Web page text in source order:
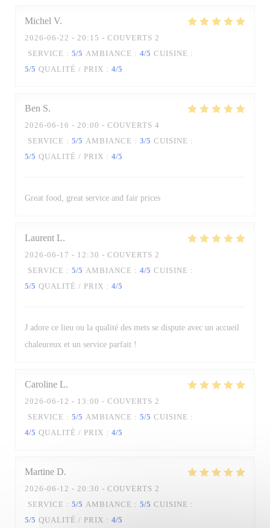
Michel V
2026-06-22 - 20:15 - COUVERTS 2
SERVICE : 5/5 AMBIANCE : 4/5 CUISINE :
5/5 QUALITÉ / PRIX : 4/5
Ben S
2026-06-16 - 20:00 - COUVERTS 4
SERVICE : 5/5 AMBIANCE : 3/5 CUISINE :
5/5 QUALITÉ / PRIX : 4/5
Great food, great service and fair prices
Laurent L
2026-06-17 - 12:30 - COUVERTS 2
SERVICE : 5/5 AMBIANCE : 4/5 CUISINE :
5/5 QUALITÉ / PRIX : 4/5
J adore ce lieu ou la qualité des mets se dispute avec un accueil
chaleureux et un service parfait !
Caroline L
2026-06-12 - 13:00 - COUVERTS 2
SERVICE : 5/5 AMBIANCE : 5/5 CUISINE :
4/5 QUALITÉ / PRIX : 4/5
Martine D
2026-06-12 - 20:30 - COUVERTS 2
SERVICE : 5/5 AMBIANCE : 5/5 CUISINE :
5/5 QUALITÉ / PRIX : 4/5
La Table des Oliviers